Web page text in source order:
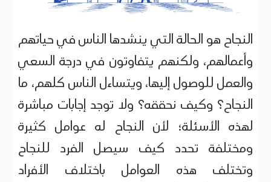
النجاح هو الحالة التي ينشدها الناس في حياتهم
وأعمالهم، ولكنهم يتفاوتون في درجة السعي
والعمل للوصول إليها، ويتساءل الناس كلهم، ما
النجاح؟ وكيف نحققه؟ ولا توجد إجابات مباشرة
لهذه الأسئلة؛ لأن النجاح له عوامل كثيرة
ومختلفة تحدد كيف سيصل الفرد للنجاح
وتختلف هذه العوامل باختلاف الأفراد